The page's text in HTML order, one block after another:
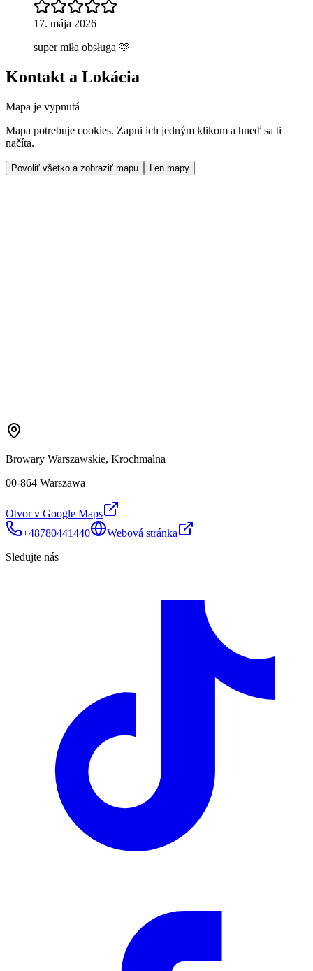
17. mája 2026
super miła obsługa 🩷
Kontakt a Lokácia
Mapa je vypnutá
Mapa potrebuje cookies. Zapni ich jedným klikom a hneď sa ti
načíta.
Povoliť všetko a zobraziť mapu Len mapy
Browary Warszawskie, Krochmalna
00-864 Warszawa
Otvor v Google Maps
+48780441440
Webová stránka
Sledujte nás